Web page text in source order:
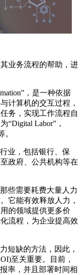
业务流程的帮助，进
，是一种依据
计算机的交互过程，
务，实现工作流程自
“Digital Labor”，
。
业，包括银行、保
政府、公共机构等在
些需要耗费大量人力
它能有效释放人力，
的领域提供更多价
流程，为企业提高效
缺的方法，因此，
至关重要。目前，
率，并且部署时间相